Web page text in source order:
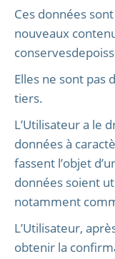
Ces données
nouveaux
Elles ne sont pas
tiers.
L’Utilisateur a le
données à
fassent l’objet
données soient
notamment
L’Utilisateur,
obtenir la